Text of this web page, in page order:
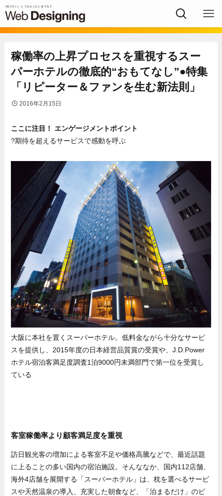
稼働率の上昇プロセスを重視するスー
パーホテルの徹底的“おもてなし”●特集
「リピーター＆ファンを生む新法則」
2016年2月15日
ここに注目！ エンゲージメントポイント
?期待を超えるサービスで感動を呼ぶ
大阪に本社を置くスーパーホテル。低料金ながら十分なサービ
スを提供し、2015年度の日本経営品質賞の受賞や、J.D.Power
ホテル宿泊客満足度調査1泊9000円未満部門で第一位を受賞し
ている
客室稼働率より顧客満足度を重視
訪日観光客の増加による客室不足や価格高騰などで、最近話題
に上ることの多い国内の宿泊施設。そんななか、国内112店舗、
海外4店舗を展開する「スーパーホテル」は、枕を選べるサービ
スや天然温泉の導入、充実した朝食など、「泊まるだけ」のビ